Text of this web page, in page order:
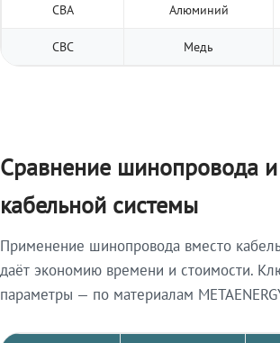
СВА Алюминий
СВС Медь
Сравнение шинопровода и
кабельной системы
Применение шинопровода вместо
даёт экономию времени и стоимости.
параметры — по материалам